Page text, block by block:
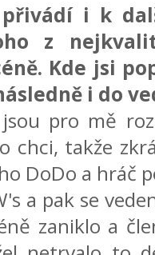
i k
z
Kde jsi
i do
pro mě
chci, takže
DoDo a hráč
a pak se
zaniklo a